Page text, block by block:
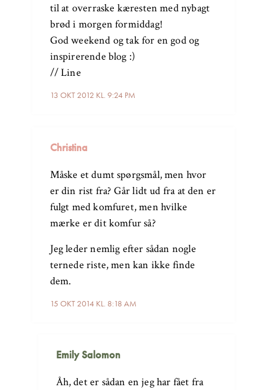
13 OKT 2012 KL. 9:24 PM
til at overraske kæresten med nybagt
brød i morgen formiddag!
God weekend og tak for en god og
inspirerende blog :)
// Line
Christina
15 OKT 2014 KL. 8:18 AM
Måske et dumt spørgsmål, men hvor
er din rist fra? Går lidt ud fra at den er
fulgt med komfuret, men hvilke
mærke er dit komfur så?
Jeg leder nemlig efter sådan nogle
ternede riste, men kan ikke finde
dem.
Emily Salomon
Åh, det er sådan en jeg har fået fra